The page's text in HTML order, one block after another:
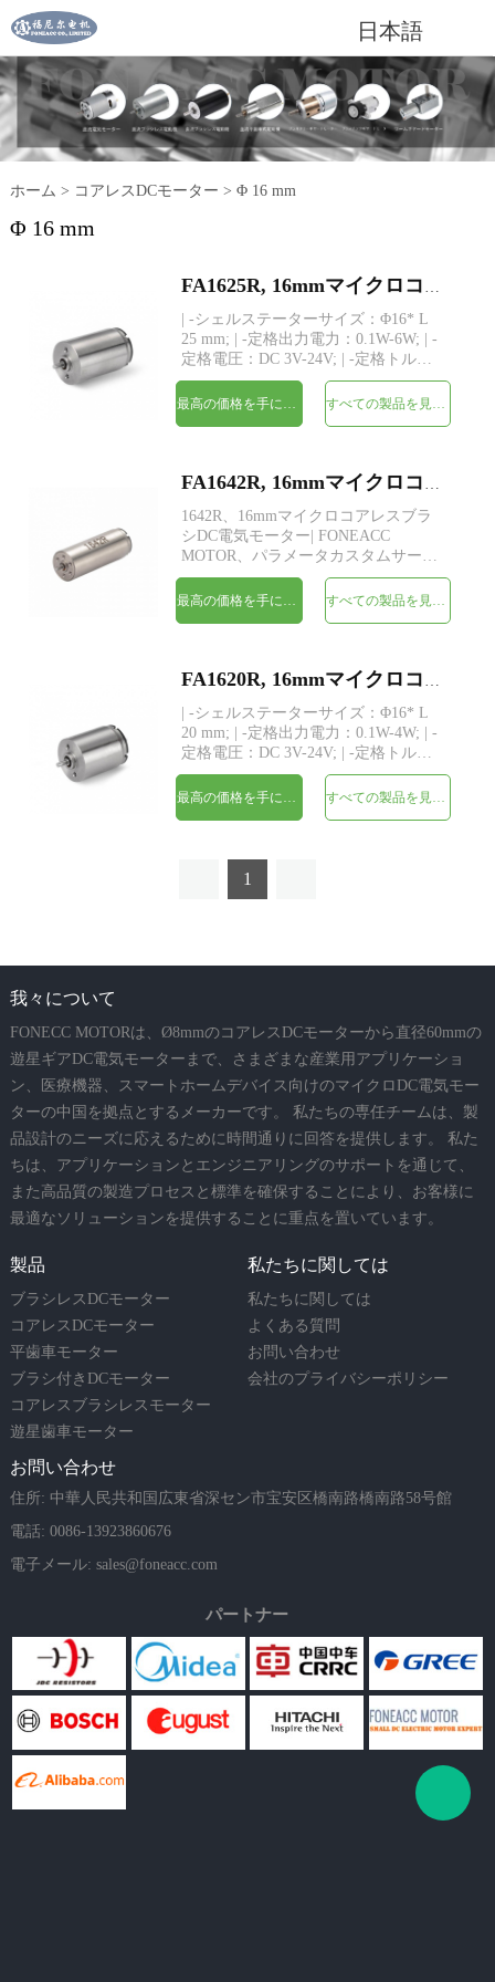
日本語
ホーム > コアレスDCモーター > Φ 16 mm
Φ 16 mm
| -シェルステーターサイズ：Φ16* L
25 mm; | -定格出力電力：0.1W-6W; | -
定格電圧：DC 3V-24V; | -定格トル
ク：最大21 gf-cm; | -シャフト：
Φ1.5mm、長さカスタム; | -構造：永久
1642R、16mmマイクロコアレスブラ
シDC電気モーター| FONEACC
MOTOR、パラメータカスタムサービ
スをご利用いただけます。
| -シェルステーターサイズ：Φ16* L
20 mm; | -定格出力電力：0.1W-4W; | -
定格電圧：DC 3V-24V; | -定格トル
ク：最大21 gf-cm; | -シャフト：
Φ1.5mm、長さカスタム; | -構造：永久
1
我々について
FONECC MOTORは、Ø8mmのコアレスDCモーターから直径60mmの
遊星ギアDC電気モーターまで、さまざまな産業用アプリケーショ
ン、医療機器、スマートホームデバイス向けのマイクロDC電気モー
ターの中国を拠点とするメーカーです。 私たちの専任チームは、製
品設計のニーズに応えるために時間通りに回答を提供します。 私た
ちは、アプリケーションとエンジニアリングのサポートを通じて、
また高品質の製造プロセスと標準を確保することにより、お客様に
最適なソリューションを提供することに重点を置いています。
製品
ブラシレスDCモーター
コアレスDCモーター
平歯車モーター
ブラシ付きDCモーター
コアレスブラシレスモーター
遊星歯車モーター
私たちに関しては
私たちに関しては
よくある質問
お問い合わせ
会社のプライバシーポリシー
お問い合わせ
住所: 中華人民共和国広東省深セン市宝安区橋南路橋南路58号館
電話: 0086-13923860676
電子メール: sales@foneacc.com
パートナー